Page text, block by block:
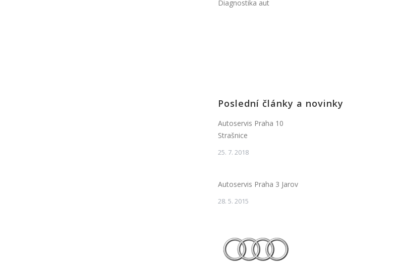
Diagnostika aut
Poslední články a novinky
Autoservis Praha 10
Strašnice
25. 7. 2018
Autoservis Praha 3 Jarov
28. 5. 2015